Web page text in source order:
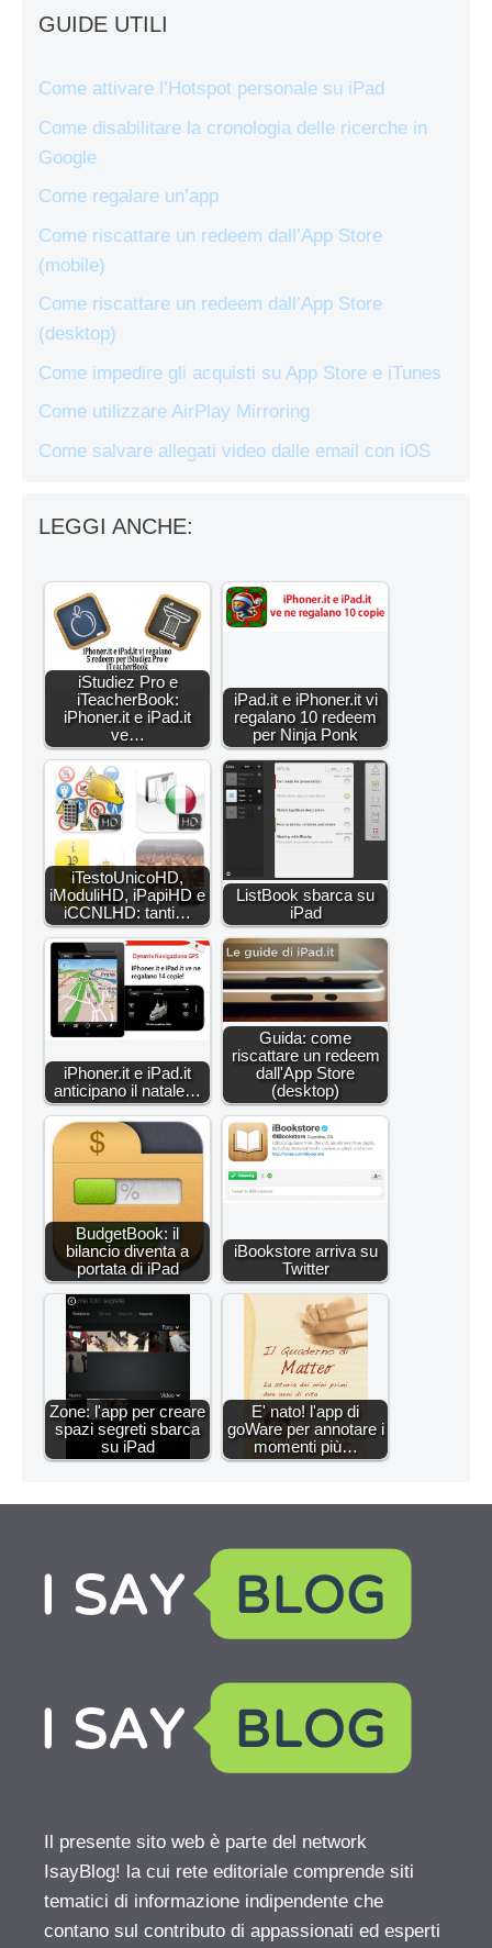
GUIDE UTILI
Come attivare l’Hotspot personale su iPad
Come disabilitare la cronologia delle ricerche in
Google
Come regalare un’app
Come riscattare un redeem dall’App Store
(mobile)
Come riscattare un redeem dall’App Store
(desktop)
Come impedire gli acquisti su App Store e iTunes
Come utilizzare AirPlay Mirroring
Come salvare allegati video dalle email con iOS
LEGGI ANCHE:
iStudiez Pro e
iTeacherBook:
iPhoner.it e iPad.it
ve…
iPad.it e iPhoner.it vi
regalano 10 redeem
per Ninja Ponk
iTestoUnicoHD,
iModuliHD, iPapiHD e
iCCNLHD: tanti…
ListBook sbarca su
iPad
iPhoner.it e iPad.it
anticipano il natale…
Guida: come
riscattare un redeem
dall'App Store
(desktop)
BudgetBook: il
bilancio diventa a
portata di iPad
iBookstore arriva su
Twitter
Zone: l'app per creare
spazi segreti sbarca
su iPad
E' nato! l'app di
goWare per annotare i
momenti più…
Il presente sito web è parte del network
IsayBlog! la cui rete editoriale comprende siti
tematici di informazione indipendente che
contano sul contributo di appassionati ed esperti